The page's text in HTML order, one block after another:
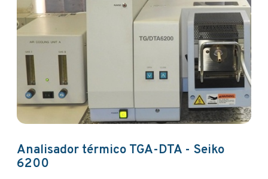
Analisador térmico TGA-DTA - Seiko
6200